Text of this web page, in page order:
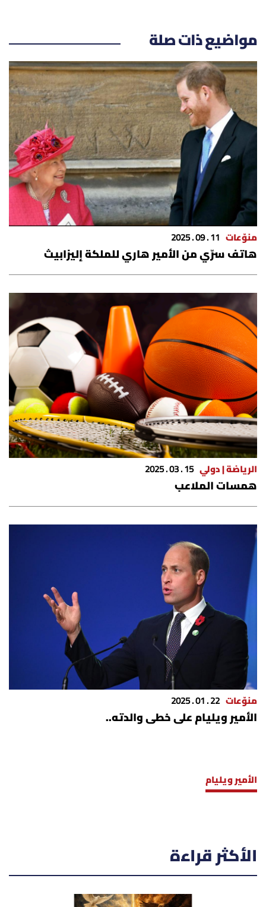
سجالات
صحّة وصحن
الرياضة
منوّعات
حظّك اليوم
للتاريخ
فيديو
من نحن
للتواصل معنا
شروط الاستخدام
شروط الإشتراك
Digital solutions by
مواضيع ذات صلة
منوّعات 11 . 09 . 2025
هاتف سرّي من الأمير هاري للملكة إليزابيث
الرياضة | دولي 15 . 03 . 2025
همسات الملاعب
منوّعات 22 . 01 . 2025
الأمير ويليام على خطى والدته..
الأمير ويليام
الأكثر قراءة